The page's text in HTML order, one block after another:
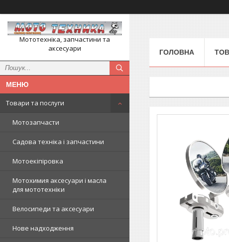
Мототехніка, запчастини та
аксесуари
Товари та послуги
Мотозапчасти
Садова техніка і запчастини
Мотоекіпіровка
Мотохимия аксесуари і масла
для мототехніки
Велосипеди та аксесуари
Нове надходження
ГОЛОВНА